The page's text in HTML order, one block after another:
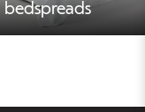
bedspreads